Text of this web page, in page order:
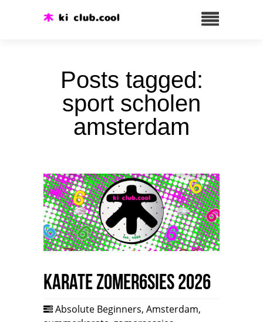
Posts tagged:
sport scholen
amsterdam
Karate Zomer6sies 2026
Absolute Beginners, Amsterdam,